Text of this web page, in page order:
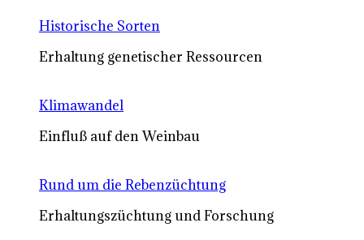
Historische Sorten
Erhaltung genetischer Ressourcen
Klimawandel
Einfluß auf den Weinbau
Rund um die Rebenzüchtung
Erhaltungszüchtung und Forschung